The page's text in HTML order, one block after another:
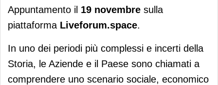
Appuntamento il 19 novembre sulla
piattaforma Liveforum.space.
In uno dei periodi più complessi e incerti della
Storia, le Aziende e il Paese sono chiamati a
comprendere uno scenario sociale, economico